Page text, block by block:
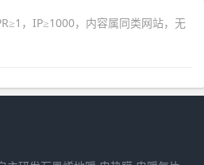
，IP≥1000，内容属同类网站，无